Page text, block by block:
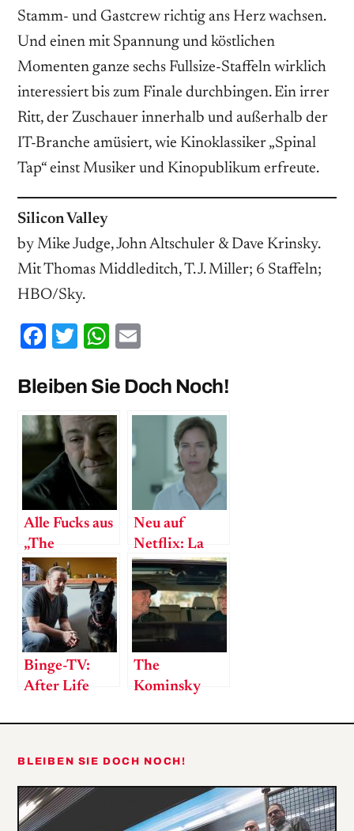
Stamm- und Gastcrew richtig ans Herz wachsen.
Und einen mit Spannung und köstlichen
Momenten ganze sechs Fullsize-Staffeln wirklich
interessiert bis zum Finale durchbingen. Ein irrer
Ritt, der Zuschauer innerhalb und außerhalb der
IT-Branche amüsiert, wie Kinoklassiker „Spinal
Tap“ einst Musiker und Kinopublikum erfreute.
Silicon Valley
by Mike Judge, John Altschuler & Dave Krinsky.
Mit Thomas Middleditch, T. J. Miller; 6 Staffeln;
HBO/Sky.
Facebook
TwitterWhatsApp
Bleiben Sie Doch Noch!
Alle Fucks aus
„The
Sopranos“
Neu auf
Netflix: La
Mante –
Meine
Mutter, die
Serienmörderin
Binge-TV:
After Life
The
Kominsky
Sehr alte,
Männer
BLEIBEN SIE DOCH NOCH!